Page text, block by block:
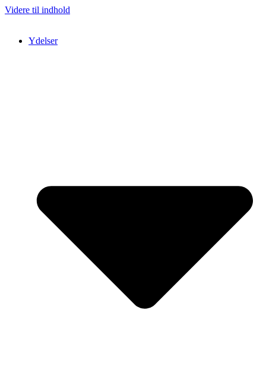
Videre til indhold
Ydelser